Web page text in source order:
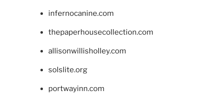
infernocanine.com
thepaperhousecollection.com
allisonwillisholley.com
solslite.org
portwayinn.com